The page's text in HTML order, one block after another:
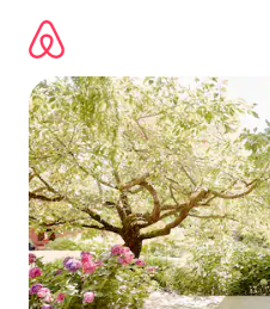
direct
naar
inhoud